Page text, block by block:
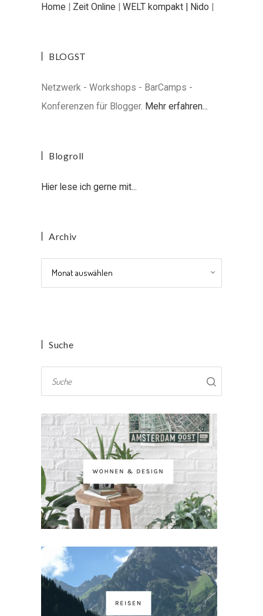
Home | Zeit Online | WELT kompakt | Nido |
BLOGST
Netzwerk - Workshops - BarCamps -
Konferenzen für Blogger. Mehr erfahren...
Blogroll
Hier lese ich gerne mit...
Archiv
Suche